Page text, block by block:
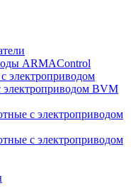
ARMAControl
электроприводом
BVM
с электроприводом
с электроприводом